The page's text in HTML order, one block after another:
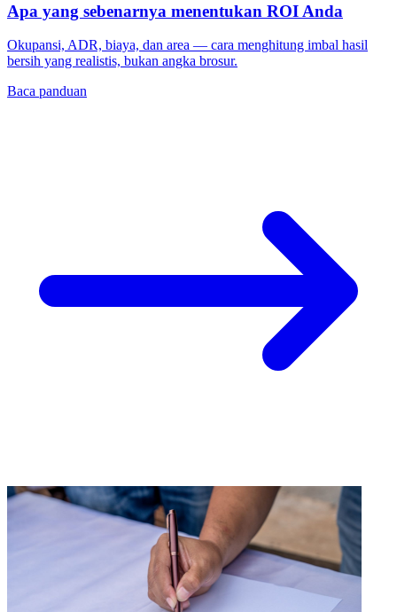
Apa yang sebenarnya menentukan ROI Anda
Okupansi, ADR, biaya, dan area — cara menghitung imbal hasil
bersih yang realistis, bukan angka brosur.
Baca panduan